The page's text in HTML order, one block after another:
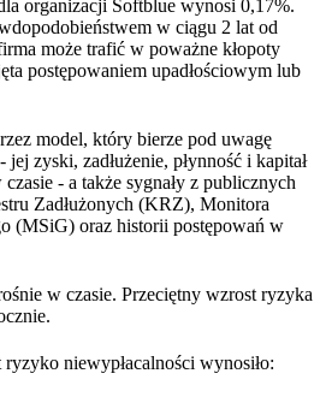
organizacji Softblue wynosi 0,17%.
w ciągu 2 lat od
może trafić w poważne kłopoty
postępowaniem upadłościowym lub
model, który bierze pod uwagę
zyski, zadłużenie, płynność i kapitał
- a także sygnały z publicznych
Zadłużonych (KRZ), Monitora
(MSiG) oraz historii postępowań w
w czasie. Przeciętny wzrost ryzyka
niewypłacalności wynosiło: